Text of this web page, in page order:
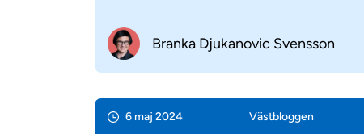
Branka Djukanovic Svensson
6 maj 2024 Väst­bloggen